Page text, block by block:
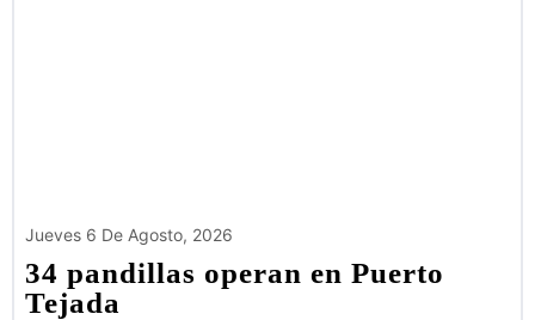
Jueves 6 De Agosto, 2026
34 pandillas operan en Puerto
Tejada